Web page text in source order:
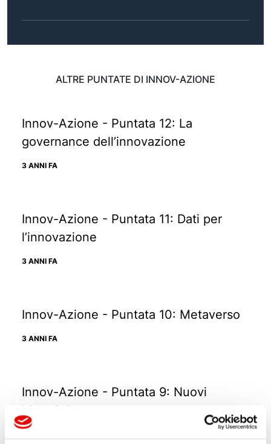
ALTRE PUNTATE DI INNOV-AZIONE
Innov-Azione - Puntata 12: La
governance dell’innovazione
3 ANNI FA
Innov-Azione - Puntata 11: Dati per
l’innovazione
3 ANNI FA
Innov-Azione - Puntata 10: Metaverso
3 ANNI FA
Innov-Azione - Puntata 9: Nuovi
Materiali